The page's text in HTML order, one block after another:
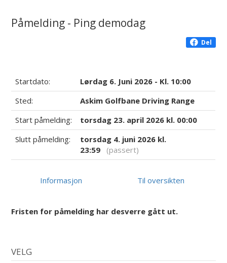
Påmelding - Ping demodag
Del
Startdato:
Lørdag 6. Juni 2026 - Kl. 10:00
Sted:
Askim Golfbane Driving Range
Start påmelding:
torsdag 23. april 2026 kl. 00:00
Slutt påmelding:
torsdag 4. juni 2026 kl.
23:59 (passert)
Informasjon Til oversikten
Fristen for påmelding har desverre gått ut.
VELG